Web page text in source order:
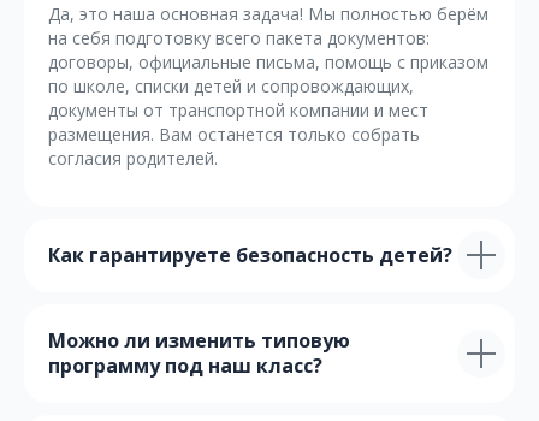
Да, это наша основная задача! Мы полностью берём
на себя подготовку всего пакета документов:
договоры, официальные письма, помощь с приказом
по школе, списки детей и сопровождающих,
документы от транспортной компании и мест
размещения. Вам останется только собрать
согласия родителей.
Как гарантируете безопасность детей?
Можно ли изменить типовую
программу под наш класс?